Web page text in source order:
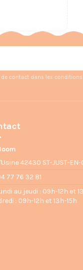
contact dans les
42430 ST-JUST-
77 76 32 81
au jeudi : 09h-12h et
: 09h-12h et 13h-15h